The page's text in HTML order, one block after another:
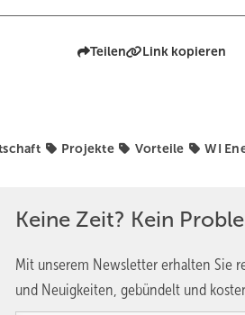
Teilen Link kopieren
Projekte Vorteile WI
Keine Zeit? Kein
Mit unserem Newsletter erhalten Sie
und Neuigkeiten, gebündelt und